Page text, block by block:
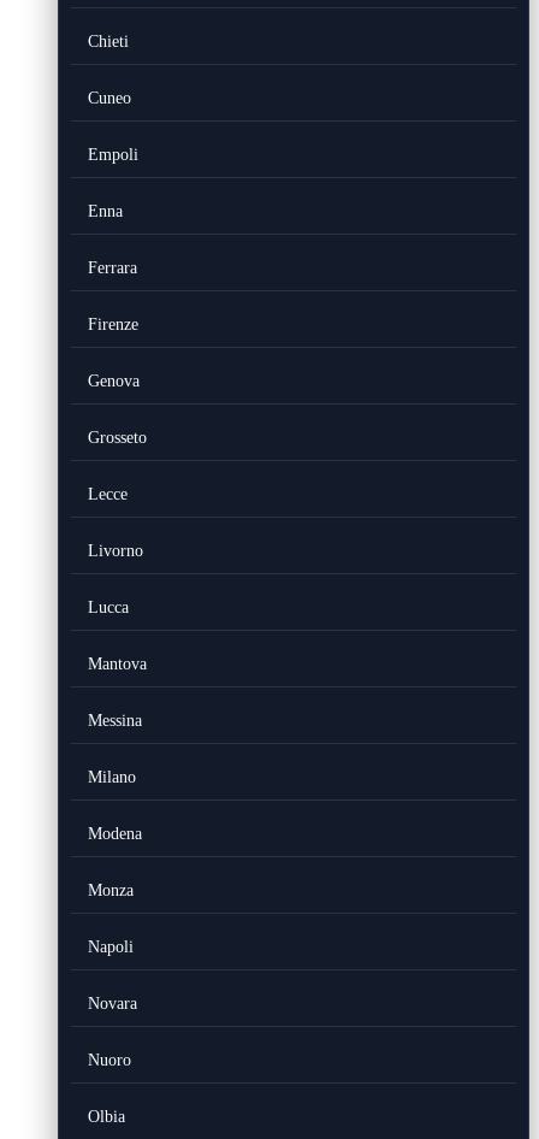
Chieti
Cuneo
Empoli
Enna
Ferrara
Firenze
Genova
Grosseto
Lecce
Livorno
Lucca
Mantova
Messina
Milano
Modena
Monza
Napoli
Novara
Nuoro
Olbia